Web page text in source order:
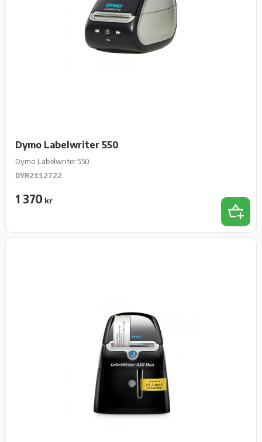
Dymo Labelwriter 550
Dymo Labelwriter 550
DYM2112722
1 370 kr